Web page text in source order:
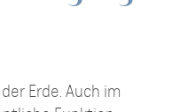
Erde. Auch im